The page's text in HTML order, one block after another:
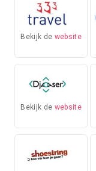
Bekijk de website
Bekijk de website